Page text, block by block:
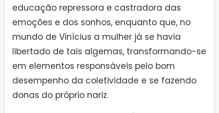
educação repressora e castradora das
emoções e dos sonhos, enquanto que, no
mundo de Vinícius a mulher já se havia
libertado de tais algemas, transformando-se
em elementos responsáveis pelo bom
desempenho da coletividade e se fazendo
donas do próprio nariz.